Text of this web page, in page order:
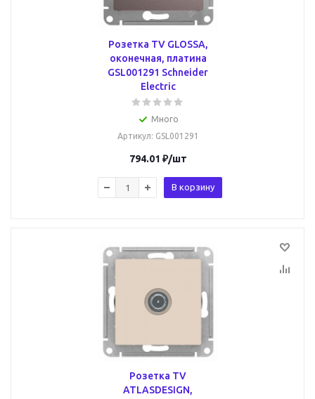
Розетка TV GLOSSA,
оконечная, платина
GSL001291 Schneider
Electric
Много
Артикул: GSL001291
794.01 ₽/шт
В корзину
Розетка TV
ATLASDESIGN,